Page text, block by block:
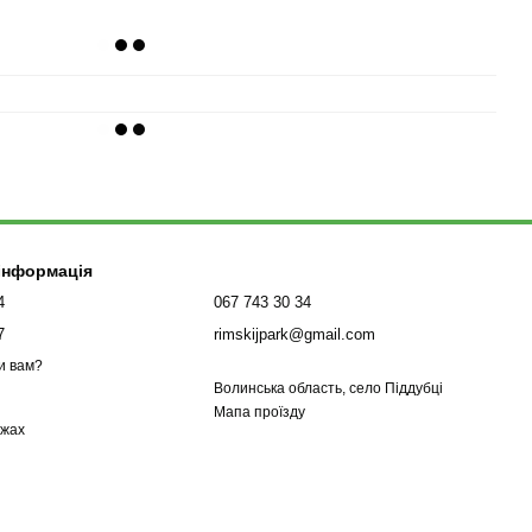
вам?
067 743 30 34
rimskijpark@gmail.com
Волинська область, село Піддубці
Мапа проїзду